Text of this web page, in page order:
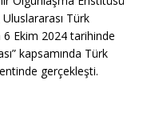
Uluslararası Türk
6 Ekim 2024 tarihinde
kapsamında Türk
gerçekleşti.